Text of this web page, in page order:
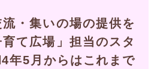
・集いの場の提供を
て広場」担当のスタ
年5月からはこれまで